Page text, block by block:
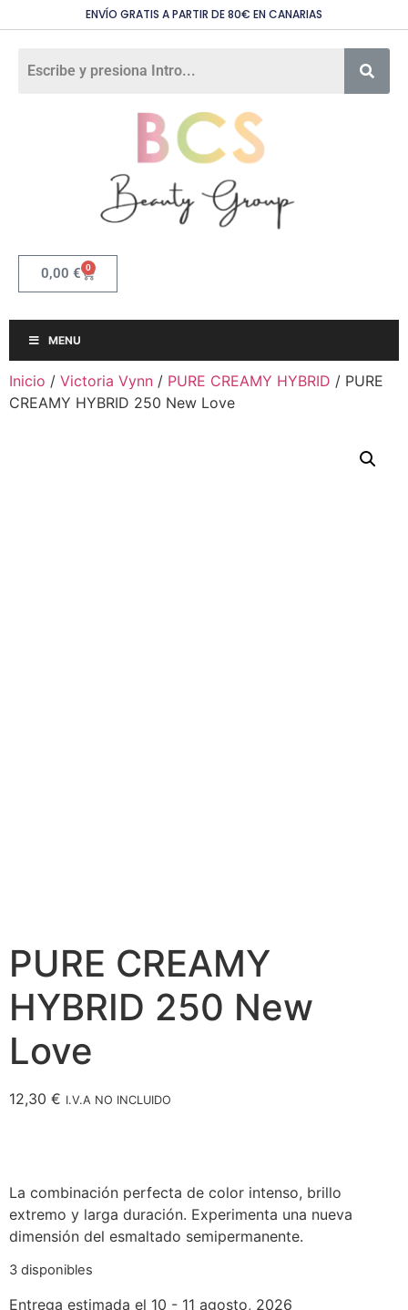
ENVÍO GRATIS A PARTIR DE 80€ EN CANARIAS
0,00 € 0
MENU
Inicio / Victoria Vynn / PURE CREAMY HYBRID / PURE
CREAMY HYBRID 250 New Love
PURE CREAMY
HYBRID 250 New
Love
12,30 € I.V.A NO INCLUIDO
La combinación perfecta de color intenso, brillo
extremo y larga duración. Experimenta una nueva
dimensión del esmaltado semipermanente.
3 disponibles
Entrega estimada el 10 - 11 agosto, 2026